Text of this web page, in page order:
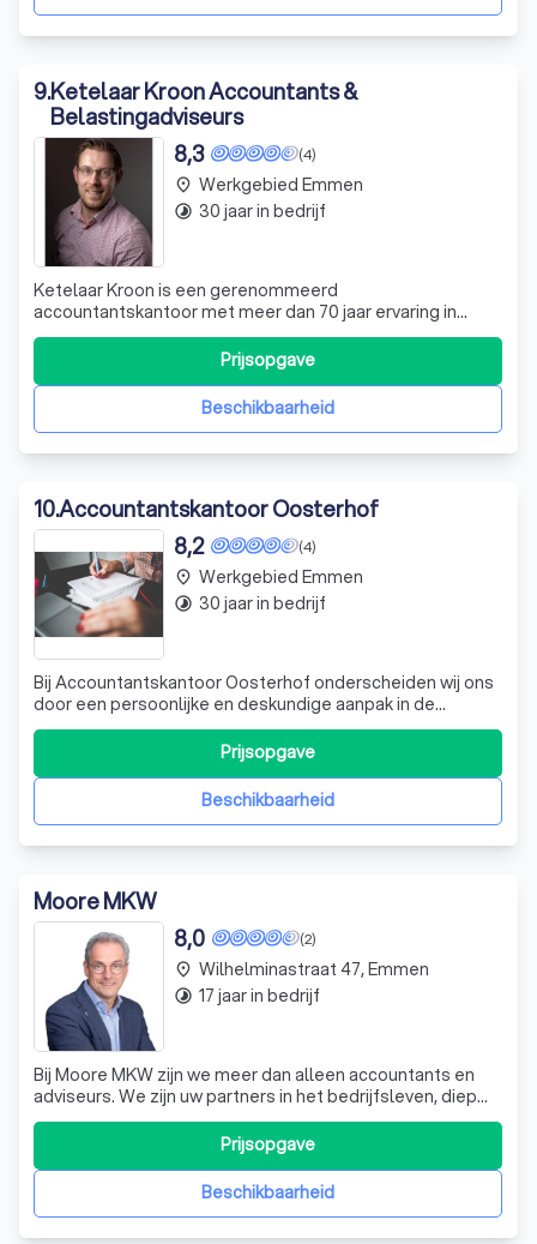
9.Ketelaar Kroon Accountants &
Belastingadviseurs
(4)
8,3
Ketelaar Kroon is een gerenommeerd
accountantskantoor met meer dan 70 jaar ervaring in
administratie, fiscale dienstverlening en
salarisverwerking. Als ondernemer zijn wij uw betrouwbare
partner, die u helpt bij het bijhouden van uw administratie
en het voldoen aan de eisen van de overheid. Wij onde
Beschikbaarheid
Prijsopgave
place Werkgebied Emmen
timelapse 30 jaar in bedrijf
10.Accountantskantoor Oosterhof
(4)
8,2
Bij Accountantskantoor Oosterhof onderscheiden wij ons
door een persoonlijke en deskundige aanpak in de
financiële dienstverlening. Wij richten ons op het MKB en
particulieren in de regio Groningen, waarbij wij niet alleen
uw financiële administratie verzorgen, maar ook
strategisch en belastingadvie
Beschikbaarheid
Prijsopgave
place Werkgebied Emmen
timelapse 30 jaar in bedrijf
Moore MKW
(2)
8,0
Bij Moore MKW zijn we meer dan alleen accountants en
adviseurs. We zijn uw partners in het bedrijfsleven, diep
geworteld in de markt waarin u actief bent. We begrijpen
de uitdagingen waarmee u als ondernemer te maken krijgt
en we zijn er om u te helpen deze te overwinnen. We kijken
vooruit, anticipe
Beschikbaarheid
Prijsopgave
place Wilhelminastraat 47, Emmen
timelapse 17 jaar in bedrijf